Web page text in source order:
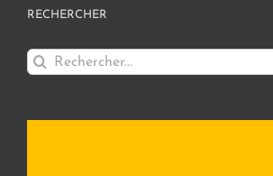
RECHERCHER
Rechercher: